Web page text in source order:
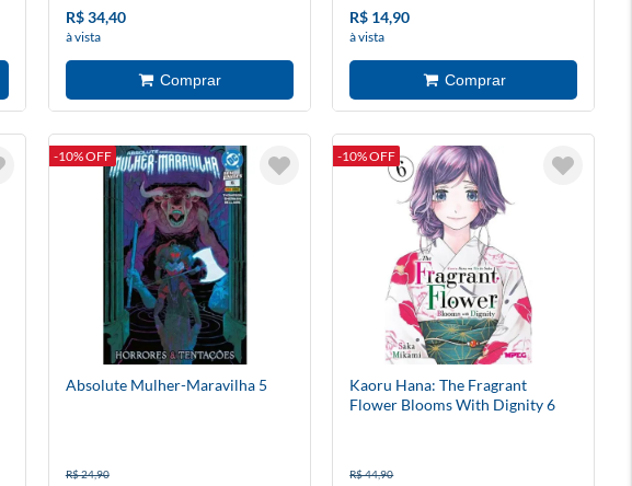
R$ 34,40
à vista
R$ 14,90
à vista
-10% OFF
Absolute Mulher-Maravilha 5
R$ 24,90
-10% OFF
Kaoru Hana: The Fragrant
Flower Blooms With Dignity 6
R$ 44,90